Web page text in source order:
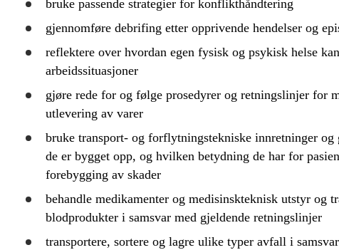
brukepassende strategier for konflikthåndtering
gjennomføredebrifing etter opprivende hendelser og
reflektereover hvordan egen fysisk og psykisk helse
arbeidssituasjoner
gjøre rede forog følge prosedyrer og retningslinjer for
utlevering av varer
bruketransport- og forflytningstekniske innretninger og
de er bygget opp, og hvilken betydning de har for
forebygging av skader
behandle medikamenter og medisinskteknisk utstyr og
blodprodukter i samsvar med gjeldende retningslinjer
transportere, sortere og lagre ulike typer avfall i